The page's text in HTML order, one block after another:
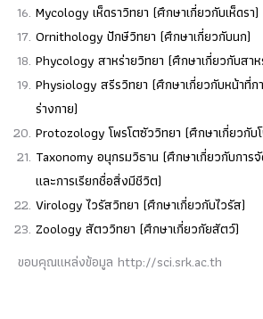
Mycology เห็ดราวิทยา (ศึกษาเกี่ยวกับเห็ดรา)
Ornithology ปักษีวิทยา (ศึกษาเกี่ยวกับนก)
Phycology สาหร่ายวิทยา (ศึกษาเกี่ยวกับสาห
Physiology สรีรวิทยา (ศึกษาเกี่ยวกับหน้าที่ก
ร่างกาย)
Protozology โพรโตซัววิทยา (ศึกษาเกี่ยวกับ
Taxonomy อนุกรมวิธาน (ศึกษาเกี่ยวกับการ
และการเรียกชื่อสิ่งมีชีวิต)
Virology ไวรัสวิทยา (ศึกษาเกี่ยวกับไวรัส)
Zoology สัตววิทยา (ศึกษาเกี่ยวกัยสัตว์)
ขอบคุณแหล่งข้อมูล http://sci.srk.ac.th